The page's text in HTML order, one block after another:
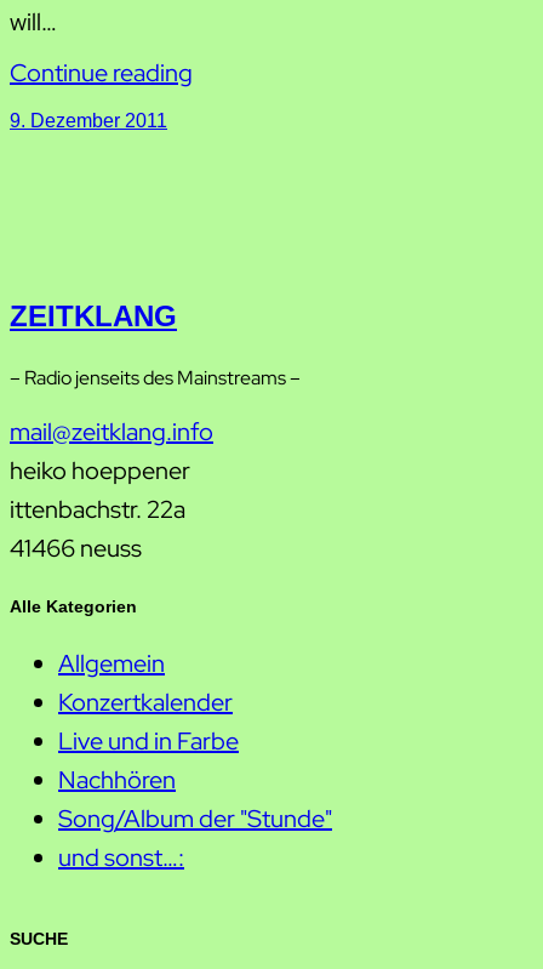
will…
Continue reading
9. Dezember 2011
ZEITKLANG
– Radio jenseits des Mainstreams –
mail@zeitklang.info
heiko hoeppener
ittenbachstr. 22a
41466 neuss
Alle Kategorien
Allgemein
Konzertkalender
Live und in Farbe
Nachhören
Song/Album der "Stunde"
und sonst…:
SUCHE